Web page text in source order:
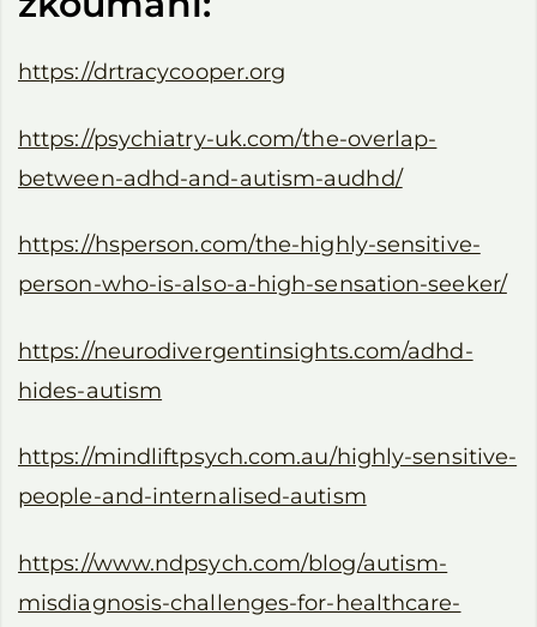
https://drtracycooper.org
https://psychiatry-uk.com/the-overlap-
between-adhd-and-autism-audhd/
https://hsperson.com/the-highly-sensitive-
person-who-is-also-a-high-sensation-seeker/
https://neurodivergentinsights.com/adhd-
hides-autism
https://mindliftpsych.com.au/highly-sensitive-
people-and-internalised-autism
https://www.ndpsych.com/blog/autism-
misdiagnosis-challenges-for-healthcare-